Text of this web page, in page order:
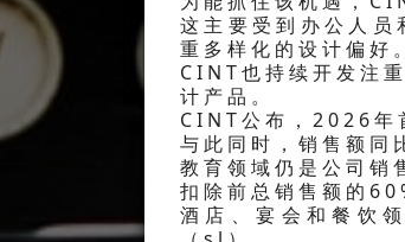
这主要受到办公人
重多样化的设计偏好。
CINT也持续开发注
计产品。
CINT公布，2026年
与此同时，销售额同
教育领域仍是公司
扣除前总销售额的
酒店、宴会和餐饮